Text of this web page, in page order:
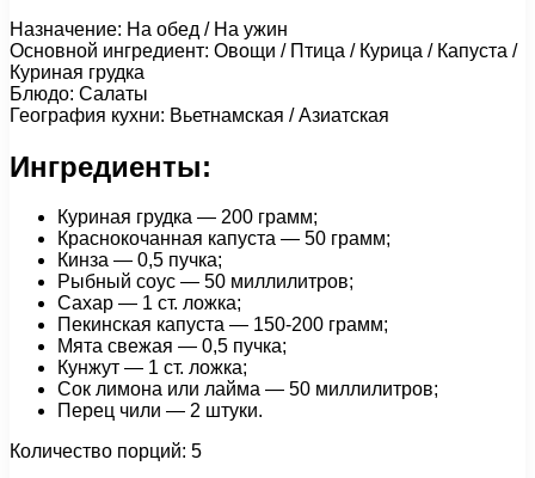
Назначение: На обед / На ужин
Основной ингредиент: Овощи / Птица / Курица / Капуста /
Куриная грудка
Блюдо: Салаты
География кухни: Вьетнамская / Азиатская
Ингредиенты:
Куриная грудка — 200 грамм;
Краснокочанная капуста — 50 грамм;
Кинза — 0,5 пучка;
Рыбный соус — 50 миллилитров;
Сахар — 1 ст. ложка;
Пекинская капуста — 150-200 грамм;
Мята свежая — 0,5 пучка;
Кунжут — 1 ст. ложка;
Сок лимона или лайма — 50 миллилитров;
Перец чили — 2 штуки.
Количество порций: 5